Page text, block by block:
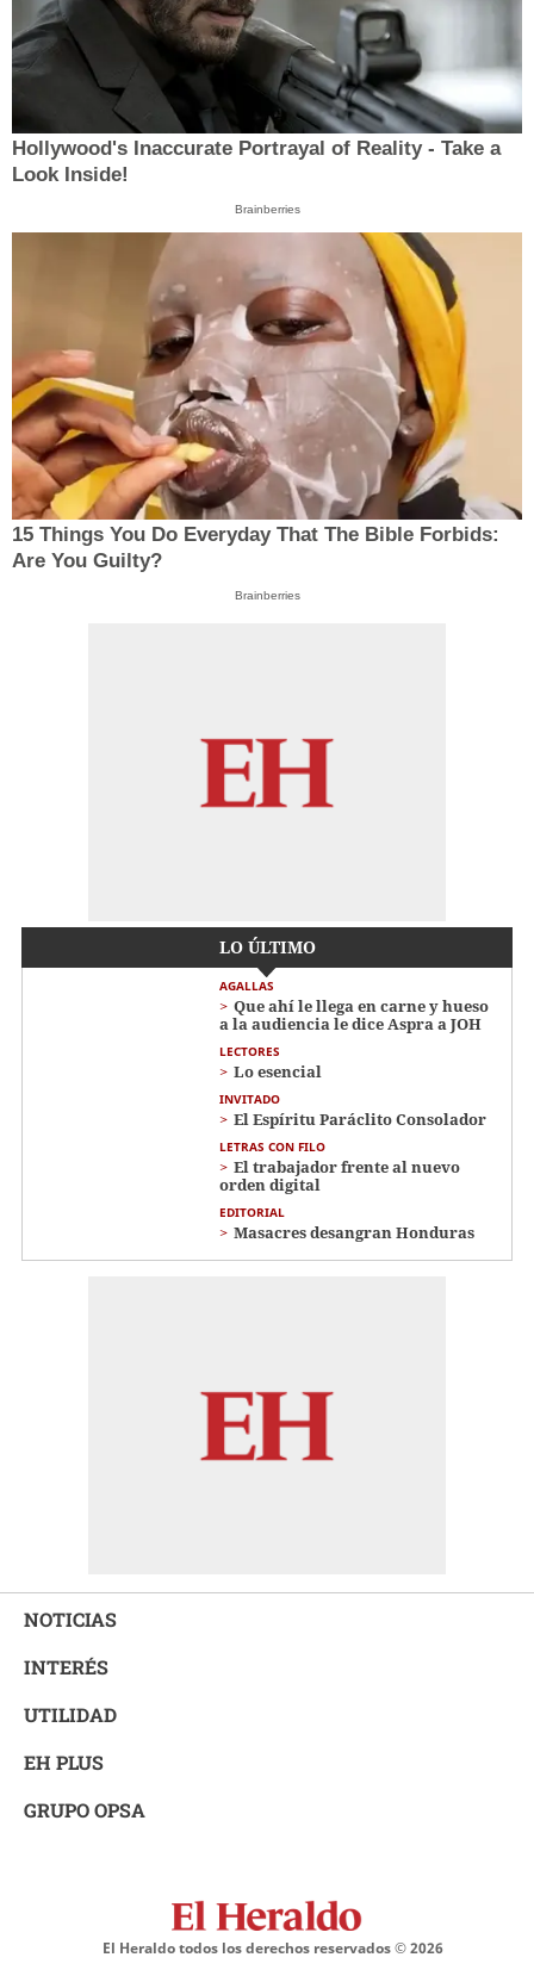
Hollywood's Inaccurate Portrayal of Reality - Take a
Look Inside!
Brainberries
15 Things You Do Everyday That The Bible Forbids:
Are You Guilty?
Brainberries
LO ÚLTIMO
AGALLAS
Que ahí le llega en carne y hueso
a la audiencia le dice Aspra a JOH
LECTORES
Lo esencial
INVITADO
El Espíritu Paráclito Consolador
LETRAS CON FILO
El trabajador frente al nuevo
orden digital
EDITORIAL
Masacres desangran Honduras
NOTICIAS
INTERÉS
UTILIDAD
EH PLUS
GRUPO OPSA
El Heraldo todos los derechos reservados ©2026